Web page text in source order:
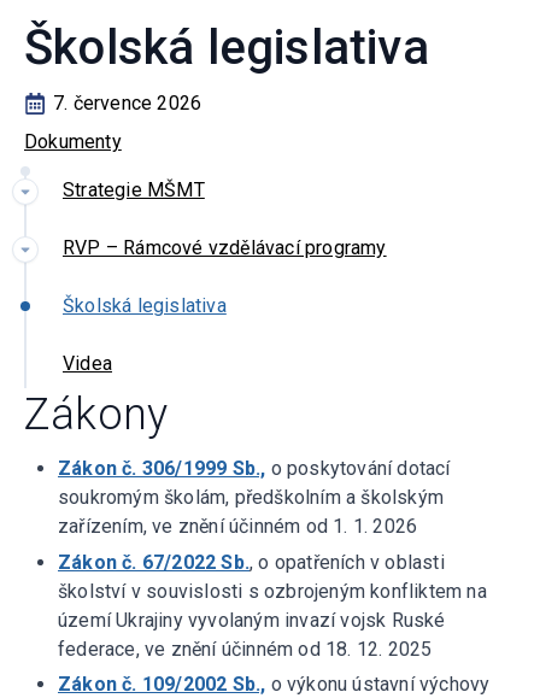
Školská legislativa
7. července 2026
Dokumenty
Strategie MŠMT
RVP – Rámcové vzdělávací programy
Školská legislativa
Videa
Zákony
Zákon č. 306/1999 Sb., o poskytování dotací
soukromým školám, předškolním a školským
zařízením, ve znění účinném od 1. 1. 2026
Zákon č. 67/2022 Sb., o opatřeních v oblasti
školství v souvislosti s ozbrojeným konfliktem na
území Ukrajiny vyvolaným invazí vojsk Ruské
federace, ve znění účinném od 18. 12. 2025
Zákon č. 109/2002 Sb., o výkonu ústavní výchovy